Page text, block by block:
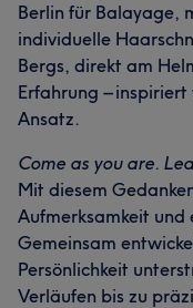
Berlin für Balayage,
individuelle
Bergs, direkt am
Erfahrung –
Ansatz.
Come as you are.
Mit diesem
Aufmerksamkeit und
Gemeinsam
Persönlichkeit
Verläufen bis zu